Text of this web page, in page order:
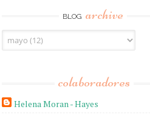
BLOG archive
colaboradores
Helena Moran - Hayes